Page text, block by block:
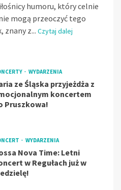
humoru, który celnie
mogą przeoczyć tego
znany z... Czytaj dalej
WYDARZENIA
ze Śląska przyjeżdża z
koncertem
Pruszkowa!
WYDARZENIA
Nova Time: Letni
w Regułach już w